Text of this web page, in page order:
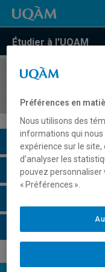
Étudier à l'UQAM
COURS//
Description du
Horaire - Été 2026
Préférences en
Nous utilisons des
informations qui
expérience sur le
d’analyser les
pouvez
« Préférences ».